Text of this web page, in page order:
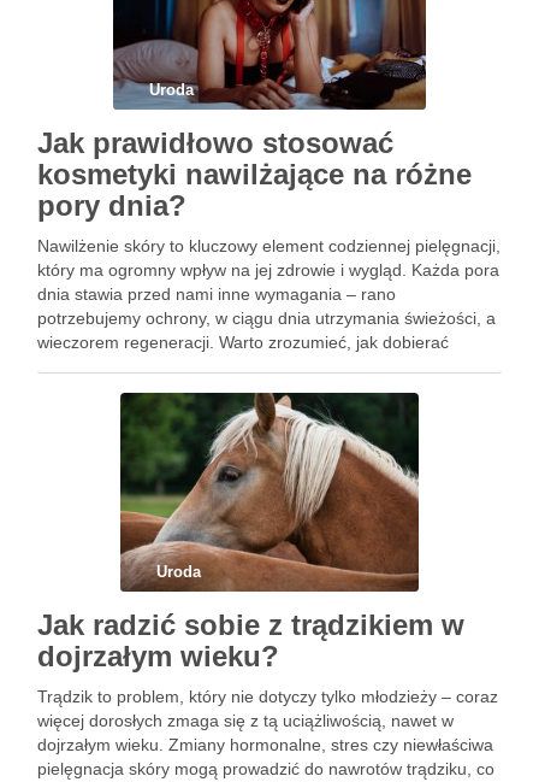
Uroda
Jak prawidłowo stosować
kosmetyki nawilżające na różne
pory dnia?
Nawilżenie skóry to kluczowy element codziennej pielęgnacji,
który ma ogromny wpływ na jej zdrowie i wygląd. Każda pora
dnia stawia przed nami inne wymagania – rano
potrzebujemy ochrony, w ciągu dnia utrzymania świeżości, a
wieczorem regeneracji. Warto zrozumieć, jak dobierać
potencjał. Odpowiednie nawilżenie …
Uroda
Jak radzić sobie z trądzikiem w
dojrzałym wieku?
Trądzik to problem, który nie dotyczy tylko młodzieży – coraz
więcej dorosłych zmaga się z tą uciążliwością, nawet w
dojrzałym wieku. Zmiany hormonalne, stres czy niewłaściwa
pielęgnacja skóry mogą prowadzić do nawrotów trądziku, co